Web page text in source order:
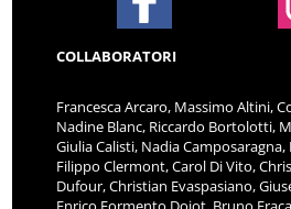
COLLABORATORI
Francesca Arcaro, Massimo Altini,
Nadine Blanc, Riccardo Bortolotti,
Giulia Calisti, Nadia Camposaragna,
Filippo Clermont, Carol Di Vito,
Dufour, Christian Evaspasiano,